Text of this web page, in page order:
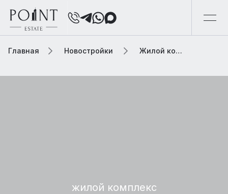
Главная Новостройки Жилой комплекс русские сезоны
жилой комплекс